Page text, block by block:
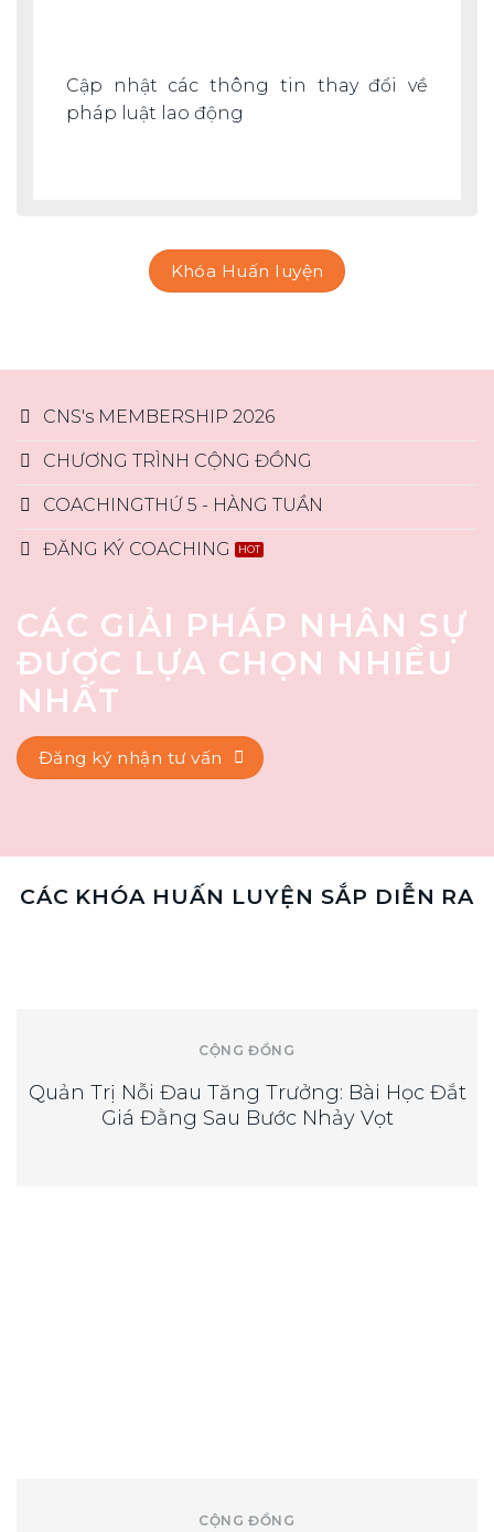
Cập nhật các thông tin thay đổi về
pháp luật lao động
Khóa Huấn luyện
CNS's MEMBERSHIP 2026
CHƯƠNG TRÌNH CỘNG ĐỒNG
COACHINGTHỨ 5 - HÀNG TUẦN
ĐĂNG KÝ COACHING
CÁC GIẢI PHÁP NHÂN SỰ
ĐƯỢC LỰA CHỌN NHIỀU
NHẤT
Đăng ký nhận tư vấn
CÁC KHÓA HUẤN LUYỆN SẮP DIỄN RA
CỘNG ĐỒNG
Quản Trị Nỗi Đau Tăng Trưởng: Bài Học Đắt
Giá Đằng Sau Bước Nhảy Vọt
CỘNG ĐỒNG